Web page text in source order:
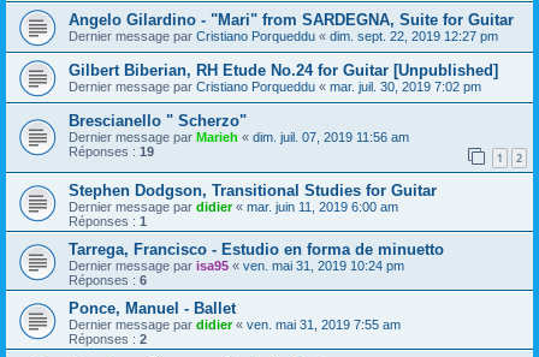
Angelo Gilardino - "Mari" from SARDEGNA, Suite for Guitar
Dernier message par Cristiano Porqueddu « dim. sept. 22, 2019 12:27 pm
Gilbert Biberian, RH Etude No.24 for Guitar [Unpublished]
Dernier message par Cristiano Porqueddu « mar. juil. 30, 2019 7:02 pm
Brescianello " Scherzo"
Dernier message par Marieh « dim. juil. 07, 2019 11:56 am
Réponses : 19 1 2
Stephen Dodgson, Transitional Studies for Guitar
Dernier message par didier« mar. juin 11, 2019 6:00 am
Réponses : 1
Tarrega, Francisco - Estudio en forma de minuetto
Dernier message par isa95 « ven. mai 31, 2019 10:24 pm
Réponses : 6
Ponce, Manuel - Ballet
Dernier message par didier« ven. mai 31, 2019 7:55 am
Réponses : 2